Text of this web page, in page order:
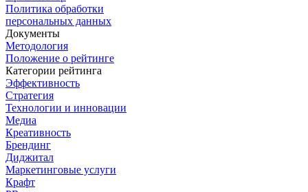
Политика обработки
персональных данных
Документы
Методология
Положение о рейтинге
Категории рейтинга
Эффективность
Стратегия
Технологии и инновации
Медиа
Креативность
Брендинг
Диджитал
Маркетинговые услуги
Крафт